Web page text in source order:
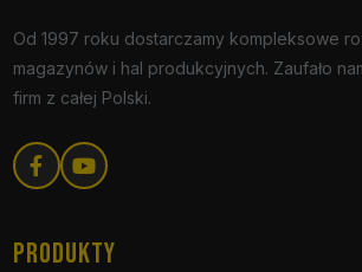
Od 1997 roku dostarczamy kompleksowe
magazynów i hal produkcyjnych. Zaufało
firm z całej Polski.
PRODUKTY